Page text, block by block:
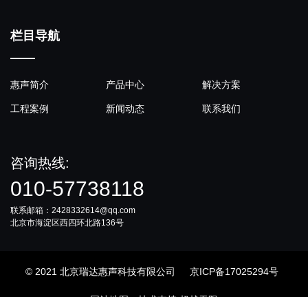
栏目导航
惠声简介 产品中心 解决方案
工程案例 新闻动态 联系我们
咨询热线:
010-57738118
联系邮箱：2428332614@qq.com
北京市海淀区西四环北路136号
© 2021 北京瑞达惠声科技有限公司 京ICP备17025294号